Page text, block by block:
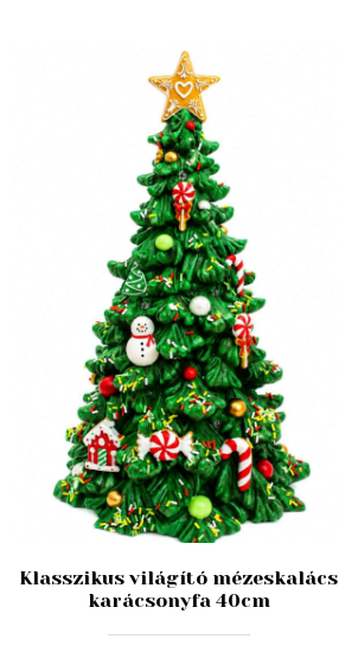
Klasszikus világító mézeskalács
karácsonyfa 40cm